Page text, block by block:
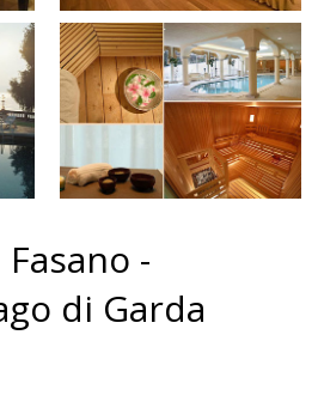
-
di Garda